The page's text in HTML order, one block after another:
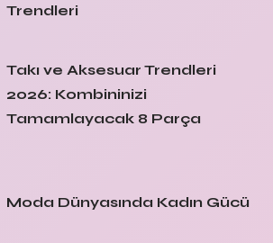
Trendleri
Takı ve Aksesuar Trendleri
2026: Kombininizi
Tamamlayacak 8 Parça
Moda Dünyasında Kadın Gücü